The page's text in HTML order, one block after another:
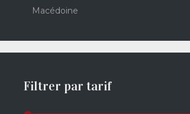
Macédoine
Filtrer par tarif